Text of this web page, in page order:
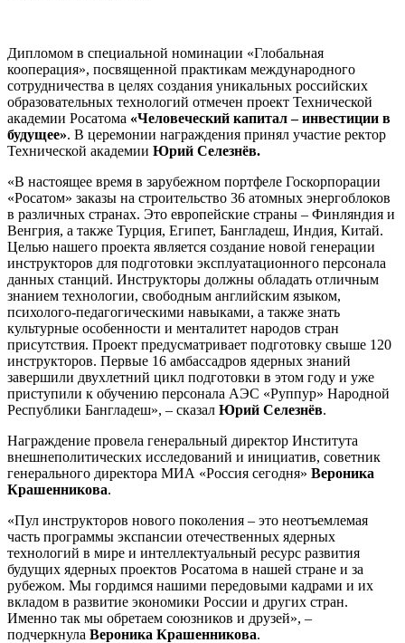
Дипломом в специальной номинации «Глобальная
кооперация», посвященной практикам международного
сотрудничества в целях создания уникальных российских
образовательных технологий отмечен проект Технической
академии Росатома «Человеческий капитал – инвестиции в
будущее». В церемонии награждения принял участие ректор
Технической академии Юрий Селезнёв.
«В настоящее время в зарубежном портфеле Госкорпорации
«Росатом» заказы на строительство 36 атомных энергоблоков
в различных странах. Это европейские страны – Финляндия и
Венгрия, а также Турция, Египет, Бангладеш, Индия, Китай.
Целью нашего проекта является создание новой генерации
инструкторов для подготовки эксплуатационного персонала
данных станций. Инструкторы должны обладать отличным
знанием технологии, свободным английским языком,
психолого-педагогическими навыками, а также знать
культурные особенности и менталитет народов стран
присутствия. Проект предусматривает подготовку свыше 120
инструкторов. Первые 16 амбассадров ядерных знаний
завершили двухлетний цикл подготовки в этом году и уже
приступили к обучению персонала АЭС «Руппур» Народной
Республики Бангладеш», – сказал Юрий Селезнёв.
Награждение провела генеральный директор Института
внешнеполитических исследований и инициатив, советник
генерального директора МИА «Россия сегодня» Вероника
Крашенникова.
«Пул инструкторов нового поколения – это неотъемлемая
часть программы экспансии отечественных ядерных
технологий в мире и интеллектуальный ресурс развития
будущих ядерных проектов Росатома в нашей стране и за
рубежом. Мы гордимся нашими передовыми кадрами и их
вкладом в развитие экономики России и других стран.
Именно так мы обретаем союзников и друзей», –
подчеркнула Вероника Крашенникова.